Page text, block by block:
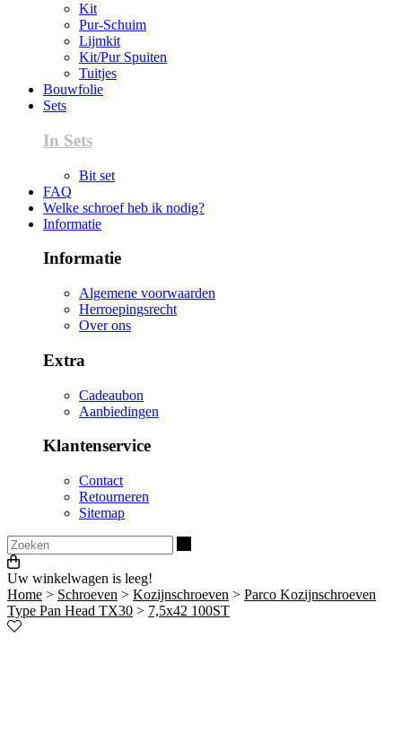
Kit
Pur-Schuim
Lijmkit
Kit/Pur Spuiten
Tuitjes
Bouwfolie
Sets
In Sets
Bit set
FAQ
Welke schroef heb ik nodig?
Informatie
Informatie
Algemene voorwaarden
Herroepingsrecht
Over ons
Extra
Cadeaubon
Aanbiedingen
Klantenservice
Contact
Retourneren
Sitemap
Uw winkelwagen is leeg!
Home > Schroeven > Kozijnschroeven > Parco Kozijnschroeven
Type Pan Head TX30 > 7,5x42 100ST